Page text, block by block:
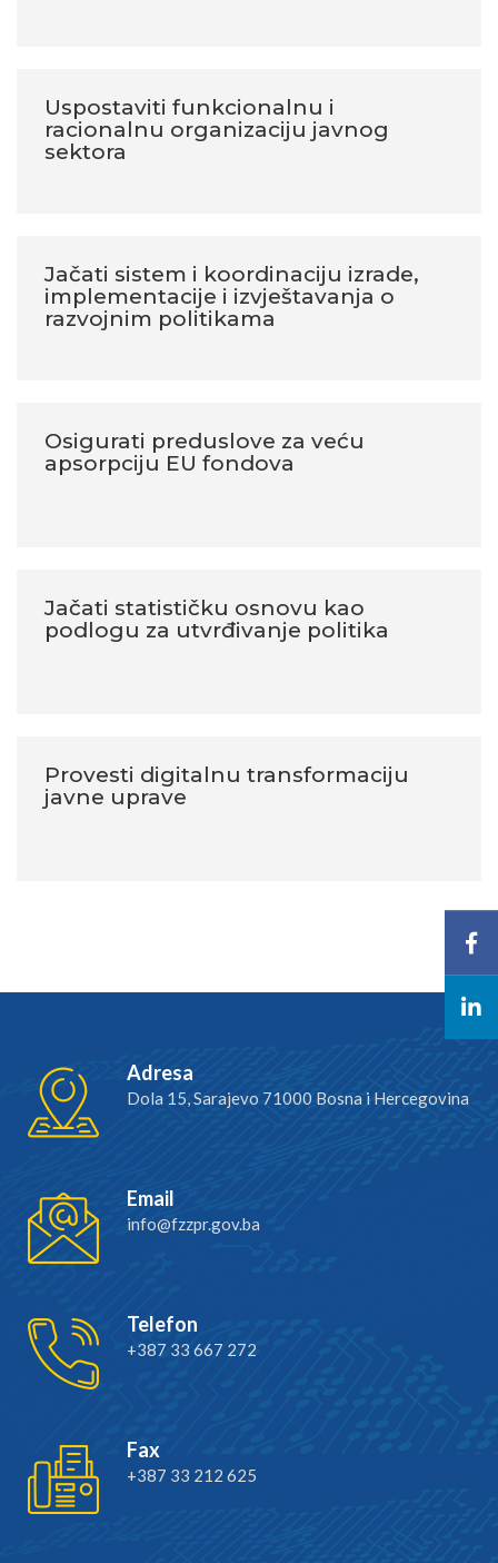
Uspostaviti funkcionalnu i
racionalnu organizaciju javnog
sektora
Jačati sistem i koordinaciju izrade,
implementacije i izvještavanja o
razvojnim politikama
Osigurati preduslove za veću
apsorpciju EU fondova
Jačati statističku osnovu kao
podlogu za utvrđivanje politika
Provesti digitalnu transformaciju
javne uprave
Adresa
Dola 15, Sarajevo 71000 Bosna i Hercegovina
Email
info@fzzpr.gov.ba
Telefon
+387 33 667 272
Fax
+387 33 212 625